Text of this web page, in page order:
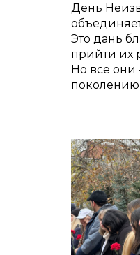
День
Это дань
прийти их
Но все они
поколению